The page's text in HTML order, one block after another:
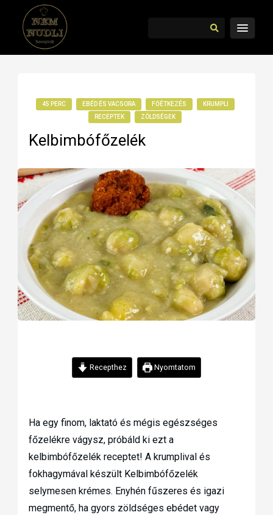
45 PERC EBÉD ÉS VACSORA FŐÉTKEZÉS
KRUMPLI
RECEPTEK
ZÖLDSÉGEK
Kelbimbófőzelék
Recepthez Nyomtatom
Ha egy finom, laktató és mégis egészséges
főzelékre vágysz, próbáld ki ezt a
kelbimbófőzelék receptet! A krumplival és
fokhagymával készült Kelbimbófőzelék
selymesen krémes. Enyhén fűszeres és igazi
megmentő, ha gyors zöldséges ebédet vagy